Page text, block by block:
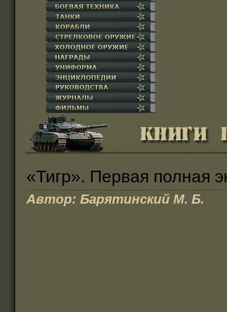
«Тигр». Первая полная
Автор: Барятинский М. Б.